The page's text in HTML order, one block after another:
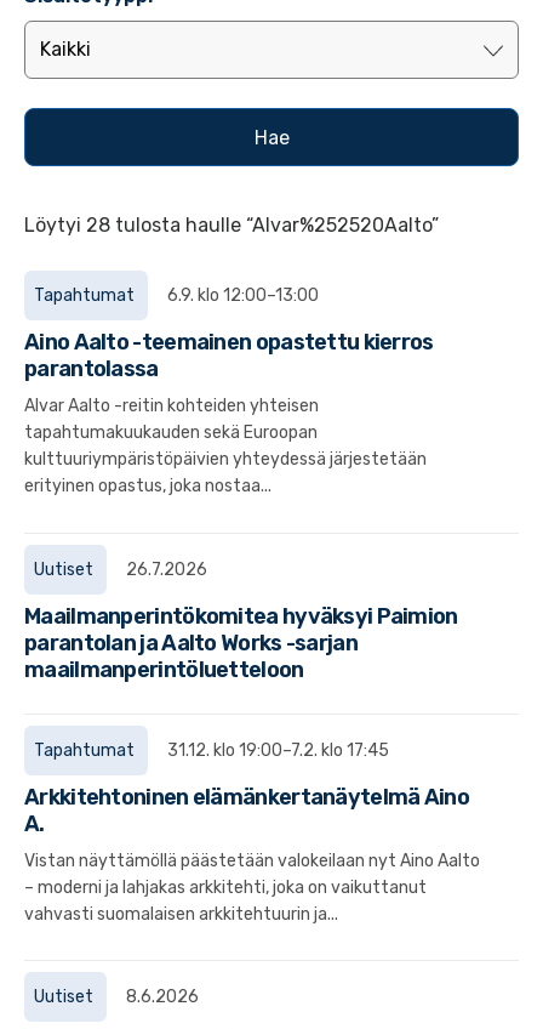
Löytyi 28 tulosta haulle “Alvar%252520Aalto”
Tapahtumat 6.9. klo 12:00–13:00
Aino Aalto -teemainen opastettu kierros
parantolassa
Alvar Aalto -reitin kohteiden yhteisen
tapahtumakuukauden sekä Euroopan
kulttuuriympäristöpäivien yhteydessä järjestetään
erityinen opastus, joka nostaa...
Uutiset 26.7.2026
Maailmanperintökomitea hyväksyi Paimion
parantolan ja Aalto Works -sarjan
maailmanperintöluetteloon
Tapahtumat 31.12. klo 19:00–7.2. klo 17:45
Arkkitehtoninen elämänkertanäytelmä Aino
A.
Vistan näyttämöllä päästetään valokeilaan nyt Aino Aalto
– moderni ja lahjakas arkkitehti, joka on vaikuttanut
vahvasti suomalaisen arkkitehtuurin ja...
Uutiset 8.6.2026